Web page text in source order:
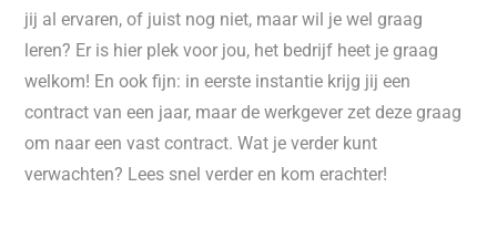
jij al ervaren, of juist nog niet, maar wil je wel graag
leren? Er is hier plek voor jou, het bedrijf heet je graag
welkom! En ook fijn: in eerste instantie krijg jij een
contract van een jaar, maar de werkgever zet deze graag
om naar een vast contract. Wat je verder kunt
verwachten? Lees snel verder en kom erachter!